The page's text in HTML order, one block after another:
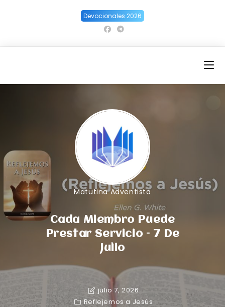
Devocionales 2026
Matutina Adventista
Cada Miembro Puede
Prestar Servicio – 7 De
Julio
julio 7, 2026
Reflejemos a Jesús